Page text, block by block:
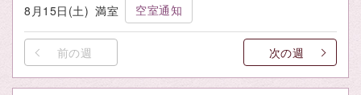
8月15日(土) 満室 空室通知
前の週 次の週